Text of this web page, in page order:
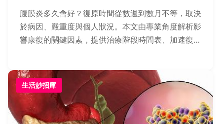
腹膜炎多久會好？復原時間從數週到數月不等，取決
於病因、嚴重度與個人狀況。本文由專業角度解析影
響康復的關鍵因素，提供治療階段時間表、加速復原
生活妙招庫